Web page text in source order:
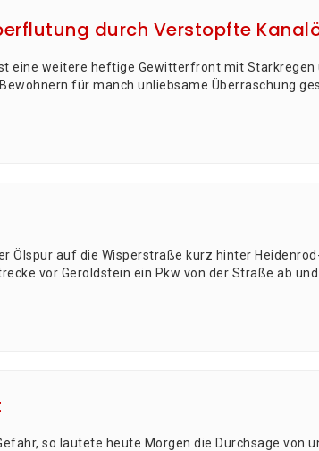
durch Verstopfte
eine wei­te­re hef­ti­ge Gewit­ter­front mit
für manch unlieb­sa­me Über­ra­schung
Ölspur auf die Wis­per­stra­ße kurz hin­ter
vor Gerold­stein ein Pkw von der Stra­ße ab und
so lau­te­te heu­te Mor­gen die Durch­sa­ge von